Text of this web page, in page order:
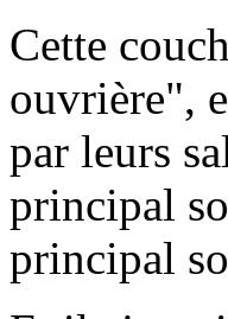
Cette
ouvrière",
par leurs
principal
principal